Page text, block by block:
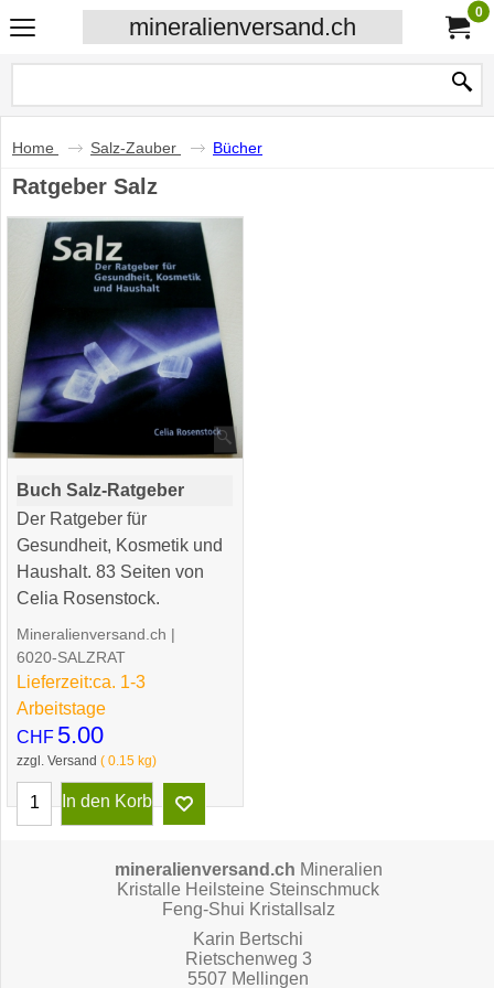
mineralienversand.ch
0
Home Salz-Zauber Bücher
Ratgeber Salz
Buch Salz-Ratgeber
Der Ratgeber für
Gesundheit, Kosmetik und
Haushalt. 83 Seiten von
Celia Rosenstock.
CHF 5.00
zzgl. Versand 0.15 kg
Mineralienversand.ch
6020-SALZRAT
Lieferzeit:ca. 1-3
Arbeitstage
In den Korb
mineralienversand.ch Mineralien
Kristalle Heilsteine Steinschmuck
Feng-Shui Kristallsalz
Karin Bertschi
Rietschenweg 3
5507 Mellingen